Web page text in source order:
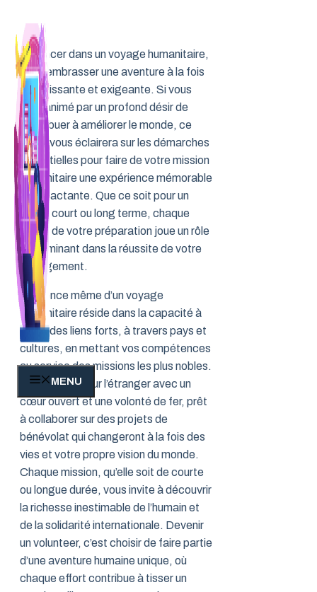
contenu
MENU
Se lancer dans un voyage humanitaire,
c’est embrasser une aventure à la fois
enrichissante et exigeante. Si vous
êtes animé par un profond désir de
contribuer à améliorer le monde, ce
guide vous éclairera sur les démarches
essentielles pour faire de votre mission
humanitaire une expérience mémorable
et impactante. Que ce soit pour un
projet court ou long terme, chaque
étape de votre préparation joue un rôle
déterminant dans la réussite de votre
engagement.
L’essence même d’un voyage
humanitaire réside dans la capacité à
tisser des liens forts, à travers pays et
cultures, en mettant vos compétences
au service des missions les plus nobles.
Embarquez pour l’étranger avec un
cœur ouvert et une volonté de fer, prêt
à collaborer sur des projets de
bénévolat qui changeront à la fois des
vies et votre propre vision du monde.
Chaque mission, qu’elle soit de courte
ou longue durée, vous invite à découvrir
la richesse inestimable de l’humain et
de la solidarité internationale. Devenir
un volunteer, c’est choisir de faire partie
d’une aventure humaine unique, où
chaque effort contribue à tisser un